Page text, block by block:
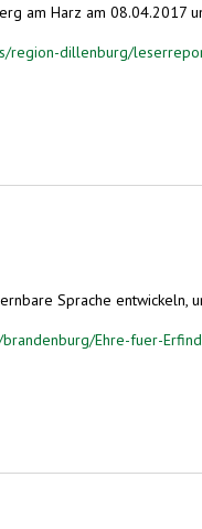
am Harz am 08.04.2017
region-dillenburg/
Sprache entwickeln,
Ehre-fuer-